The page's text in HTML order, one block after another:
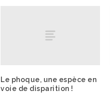
Le phoque, une espèce en
voie de disparition !